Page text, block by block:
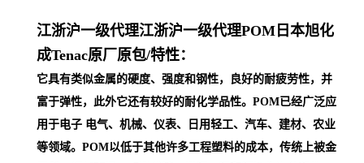
江浙沪一级代理江浙沪一级代理POM日本旭化
成Tenac原厂原包/特性：
它具有类似金属的硬度、强度和钢性，良好的耐疲劳性，并
富于弹性，此外它还有较好的耐化学品性。POM已经广泛应
用于电子 电气、机械、仪表、日用轻工、汽车、建材、农业
等领域。POM以低于其他许多工程塑料的成本，传统上被金